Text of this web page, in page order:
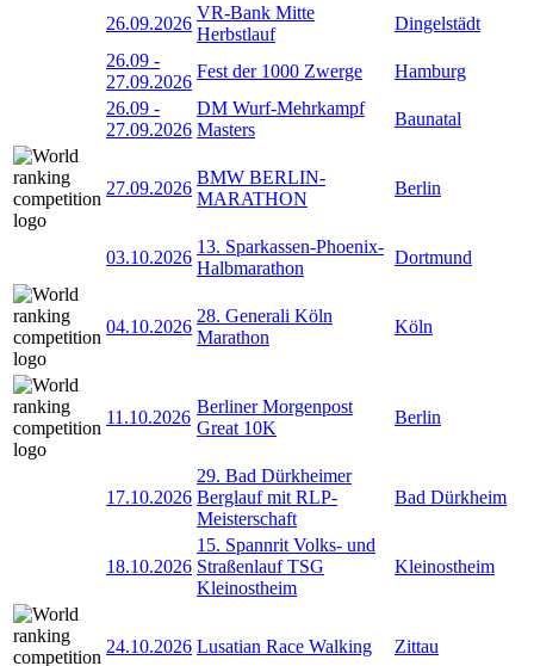
26.09.2026
VR-Bank Mitte
Herbstlauf
Dingelstädt
26.09 -
27.09.2026
Fest der 1000 Zwerge
Hamburg
26.09 -
27.09.2026
DM Wurf-Mehrkampf
Masters
Baunatal
27.09.2026
BMW BERLIN-
MARATHON
Berlin
03.10.2026
13. Sparkassen-Phoenix-
Halbmarathon
Dortmund
04.10.2026
28. Generali Köln
Marathon
Köln
11.10.2026
Berliner Morgenpost
Great 10K
Berlin
17.10.2026
29. Bad Dürkheimer
Berglauf mit RLP-
Meisterschaft
Bad Dürkheim
18.10.2026
15. Spannrit Volks- und
Straßenlauf TSG
Kleinostheim
Kleinostheim
24.10.2026 Lusatian Race Walking Zittau